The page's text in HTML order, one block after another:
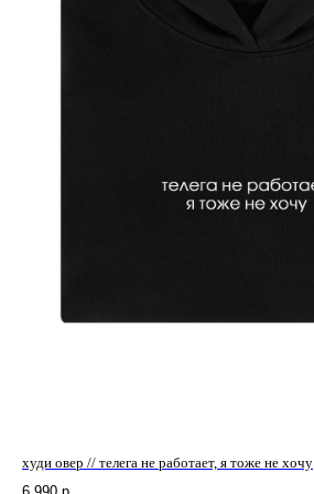
худи овер // телега не работает, я тоже не хочу